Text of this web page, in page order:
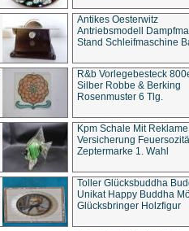
Antikes Oesterwitz
Antriebsmodell
Stand Schleifmaschine
R&b Vorlegebesteck
Silber Robbe & Berking
Rosenmuster 6 Tlg.
Kpm Schale Mit Reklame
Versicherung
Zeptermarke 1. Wahl
Toller Glücksbuddha
Unikat Happy Buddha
Glücksbringer Holzfigur